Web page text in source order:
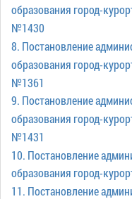
образования город-
№1430
8. Постановление
образования город-
№1361
9. Постановление
образования город-
№1431
10. Постановление
образования город-
11. Постановление